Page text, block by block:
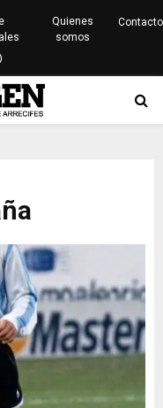
Quienes
somos
Contacto
Whatsapp